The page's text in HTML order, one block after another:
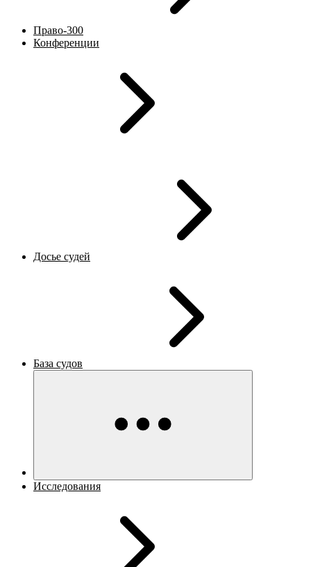
Право-300
Конференции
Досье судей
База судов
Исследования